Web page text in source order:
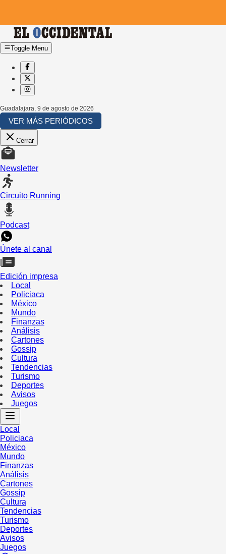
Toggle Menu
Guadalajara, 9 de agosto de 2026
VER MÁS PERIÓDICOS
Cerrar
Newsletter
Circuito Running
Podcast
Únete al canal
Edición impresa
Local
Policiaca
México
Mundo
Finanzas
Análisis
Cartones
Gossip
Cultura
Tendencias
Turismo
Deportes
Avisos
Juegos
Local
Policiaca
México
Mundo
Finanzas
Análisis
Cartones
Gossip
Cultura
Tendencias
Turismo
Deportes
Avisos
Juegos